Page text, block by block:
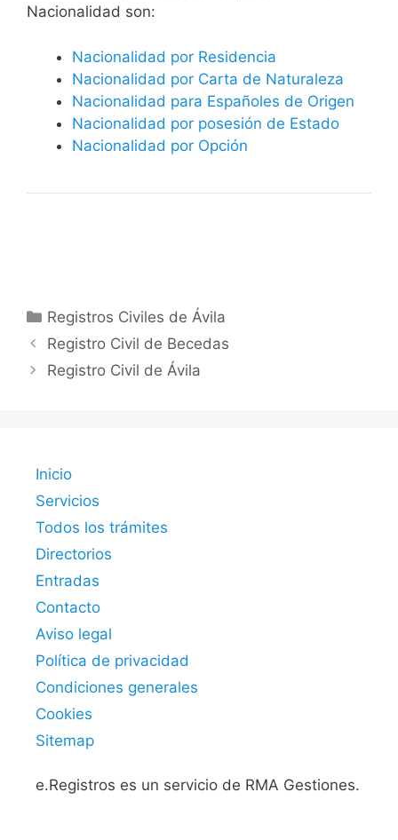
Nacionalidad son:
Nacionalidad por Residencia
Nacionalidad por Carta de Naturaleza
Nacionalidad para Españoles de Origen
Nacionalidad por posesión de Estado
Nacionalidad por Opción
Categorías
Registros Civiles de Ávila
Registro Civil de Becedas
Registro Civil de Ávila
Inicio
Servicios
Todos los trámites
Directorios
Entradas
Contacto
Aviso legal
Política de privacidad
Condiciones generales
Cookies
Sitemap
e.Registros es un servicio de RMA Gestiones.